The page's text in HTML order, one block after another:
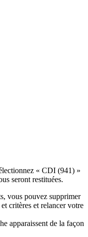
« CDI (941) »
seront restituées.
vous pouvez supprimer
critères et relancer votre
apparaissent de la façon